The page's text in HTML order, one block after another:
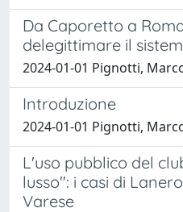
Da Caporetto a
delegittimare il
2024-01-01 Pignotti,
Introduzione
2024-01-01 Pignotti,
L'uso pubblico del
lusso": i casi di
Varese